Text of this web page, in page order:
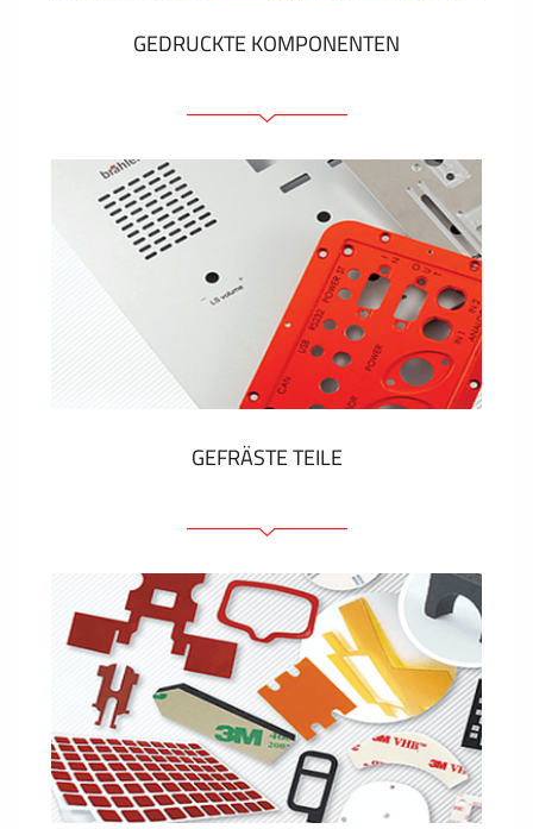
GEDRUCKTE KOMPONENTEN
Folienschilder
Folientastaturen
Metallschilder
Aufkleber und Etiketten
Kunststoff-Etiketten und Tags
ZEIGEN MEHR
GEFRÄSTE TEILE
Frontplatten (front und tragfähig)
Eloxierte Frontplatten
Farbige Frontplatten
Platten mit Befestigungselementen
Gravierte Schilder
ZEIGEN MEHR